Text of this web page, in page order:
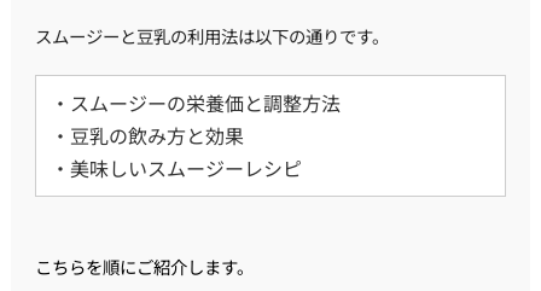
スムージーと豆乳の利用法は以下の通りです。
・スムージーの栄養価と調整方法
・豆乳の飲み方と効果
・美味しいスムージーレシピ
こちらを順にご紹介します。